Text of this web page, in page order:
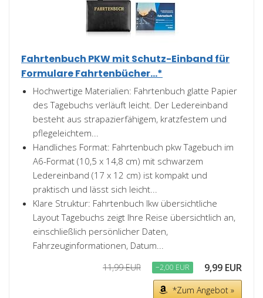
Fahrtenbuch PKW mit Schutz-Einband für
Formulare Fahrtenbücher...*
Hochwertige Materialien: Fahrtenbuch glatte Papier
des Tagebuchs verläuft leicht. Der Ledereinband
besteht aus strapazierfähigem, kratzfestem und
pflegeleichtem...
Handliches Format: Fahrtenbuch pkw Tagebuch im
A6-Format (10,5 x 14,8 cm) mit schwarzem
Ledereinband (17 x 12 cm) ist kompakt und
praktisch und lässt sich leicht...
Klare Struktur: Fahrtenbuch lkw übersichtliche
Layout Tagebuchs zeigt Ihre Reise übersichtlich an,
einschließlich persönlicher Daten,
Fahrzeuginformationen, Datum...
11,99 EUR −2,00 EUR 9,99 EUR
*Zum Angebot »